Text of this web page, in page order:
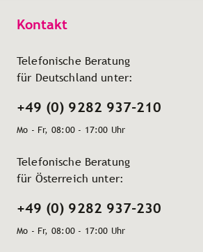
Kontakt
Telefonische Beratung
für Deutschland unter:
+49 (0) 9282 937-210
Mo - Fr, 08:00 - 17:00 Uhr
Telefonische Beratung
für Österreich unter:
+49 (0) 9282 937-230
Mo - Fr, 08:00 - 17:00 Uhr